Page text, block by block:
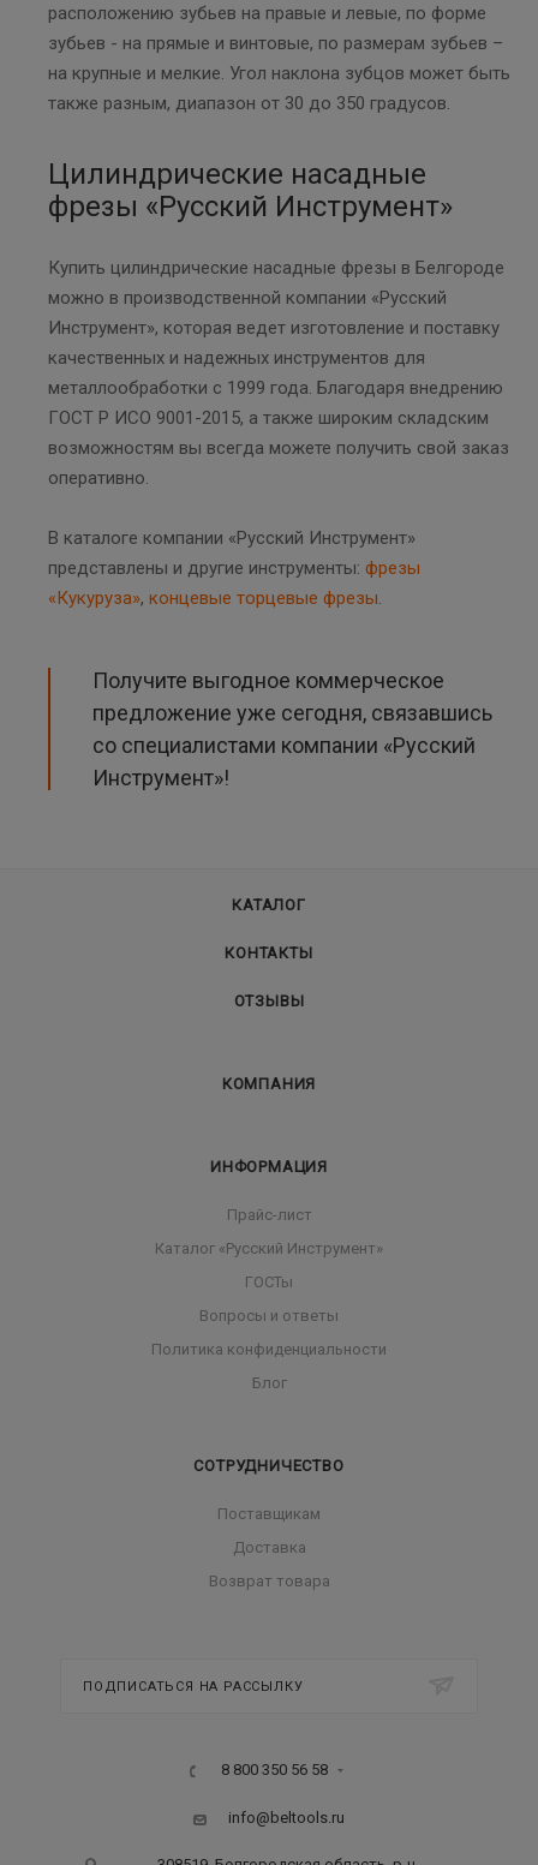
расположению зубьев на правые и левые, по форме
зубьев - на прямые и винтовые, по размерам зубьев –
на крупные и мелкие. Угол наклона зубцов может быть
также разным, диапазон от 30 до 350 градусов.
Цилиндрические насадные
фрезы «Русский Инструмент»
Купить цилиндрические насадные фрезы в Белгороде
можно в производственной компании «Русский
Инструмент», которая ведет изготовление и поставку
качественных и надежных инструментов для
металлообработки с 1999 года. Благодаря внедрению
ГОСТ Р ИСО 9001-2015, а также широким складским
возможностям вы всегда можете получить свой заказ
оперативно.
В каталоге компании «Русский Инструмент»
представлены и другие инструменты: фрезы
«Кукуруза», концевые торцевые фрезы.
Получите выгодное коммерческое
предложение уже сегодня, связавшись
со специалистами компании «Русский
Инструмент»!
КАТАЛОГ
КОНТАКТЫ
ОТЗЫВЫ
КОМПАНИЯ
ИНФОРМАЦИЯ
Прайс-лист
Каталог «Русский Инструмент»
ГОСТы
Вопросы и ответы
Политика конфиденциальности
Блог
СОТРУДНИЧЕСТВО
Поставщикам
Доставка
Возврат товара
ПОДПИСАТЬСЯ НА РАССЫЛКУ
8 800 350 56 58
info@beltools.ru